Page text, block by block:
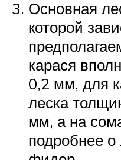
Основная
которой
карася
0,2 мм, для
леска
мм, а на
подробнее о